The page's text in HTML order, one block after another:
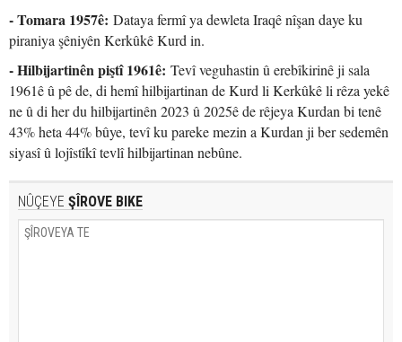
- Tomara 1957ê: Dataya fermî ya dewleta Iraqê nîşan daye ku
piraniya şêniyên Kerkûkê Kurd in.
- Hilbijartinên piştî 1961ê: Tevî veguhastin û erebîkirinê ji sala
1961ê û pê de, di hemî hilbijartinan de Kurd li Kerkûkê li rêza yekê
ne û di her du hilbijartinên 2023 û 2025ê de rêjeya Kurdan bi tenê
43% heta 44% bûye, tevî ku pareke mezin a Kurdan ji ber sedemên
siyasî û lojîstîkî tevlî hilbijartinan nebûne.
NÛÇEYE ŞÎROVE BIKE